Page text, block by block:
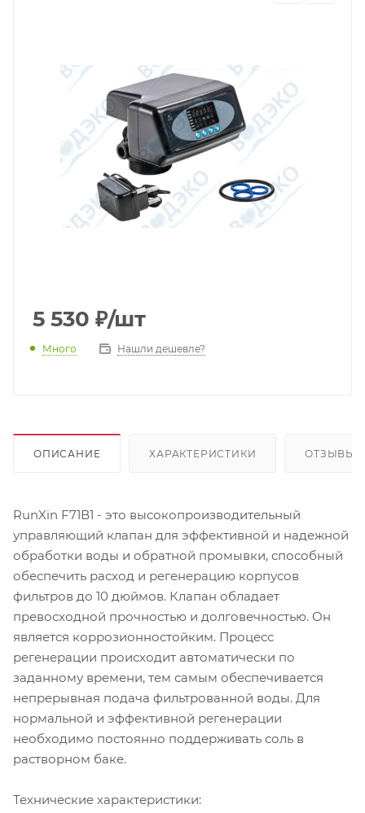
5 530 ₽/шт
Много Нашли дешевле?
ОПИСАНИЕ ХАРАКТЕРИСТИКИ ОТЗЫВЫ
RunXin F71В1 - это высокопроизводительный
управляющий клапан для эффективной и надежной
обработки воды и обратной промывки, способный
обеспечить расход и регенерацию корпусов
фильтров до 10 дюймов. Клапан обладает
превосходной прочностью и долговечностью. Он
является коррозионностойким. Процесс
регенерации происходит автоматически по
заданному времени, тем самым обеспечивается
непрерывная подача фильтрованной воды. Для
нормальной и эффективной регенерации
необходимо постоянно поддерживать соль в
растворном баке.
Технические характеристики: